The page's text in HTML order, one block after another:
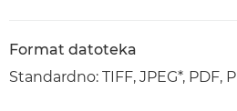
Format datoteka
Standardno: TIFF, JPEG*, PDF,